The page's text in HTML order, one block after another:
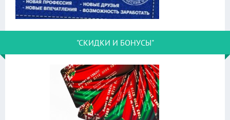
"СКИДКИ И БОНУСЫ"